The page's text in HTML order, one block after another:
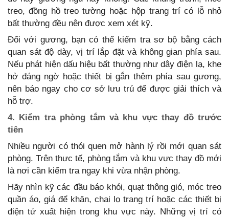
treo, đồng hồ treo tường hoặc hộp trang trí có lỗ nhỏ
bất thường đều nên được xem xét kỹ.
Đối với gương, bạn có thể kiểm tra sơ bộ bằng cách
quan sát độ dày, vị trí lắp đặt và không gian phía sau.
Nếu phát hiện dấu hiệu bất thường như dây điện lạ, khe
hở đáng ngờ hoặc thiết bị gắn thêm phía sau gương,
nên báo ngay cho cơ sở lưu trú để được giải thích và
hỗ trợ.
4. Kiểm tra phòng tắm và khu vực thay đồ trước
tiên
Nhiều người có thói quen mở hành lý rồi mới quan sát
phòng. Trên thực tế, phòng tắm và khu vực thay đồ mới
là nơi cần kiểm tra ngay khi vừa nhận phòng.
Hãy nhìn kỹ các đầu báo khói, quạt thông gió, móc treo
quần áo, giá để khăn, chai lọ trang trí hoặc các thiết bị
điện tử xuất hiện trong khu vực này. Những vị trí có